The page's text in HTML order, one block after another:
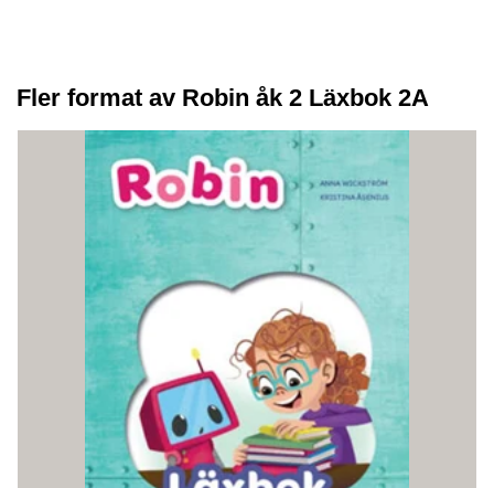
Fler format av Robin åk 2 Läxbok 2A